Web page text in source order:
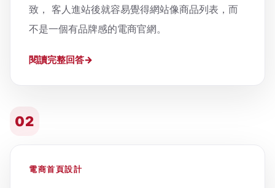
致， 客人進站後就容易覺得網站像商品列表，而
不是一個有品牌感的電商官網。
閱讀完整回答
02
電商首頁設計